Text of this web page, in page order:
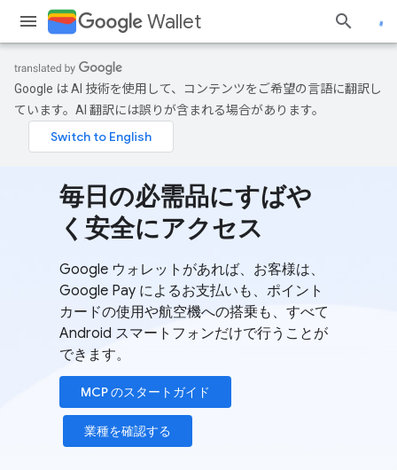
Wallet
Google は AI 技術を使用して、コンテンツをご希望の言語に翻訳し
ています。AI 翻訳には誤りが含まれる場合があります。
毎日の必需品にすばや
く安全にアクセス
Google ウォレットがあれば、お客様は、
Google Pay によるお支払いも、ポイント
カードの使用や航空機への搭乗も、すべて
Android スマートフォンだけで行うことが
できます。
MCP のスタートガイド
業種を確認する